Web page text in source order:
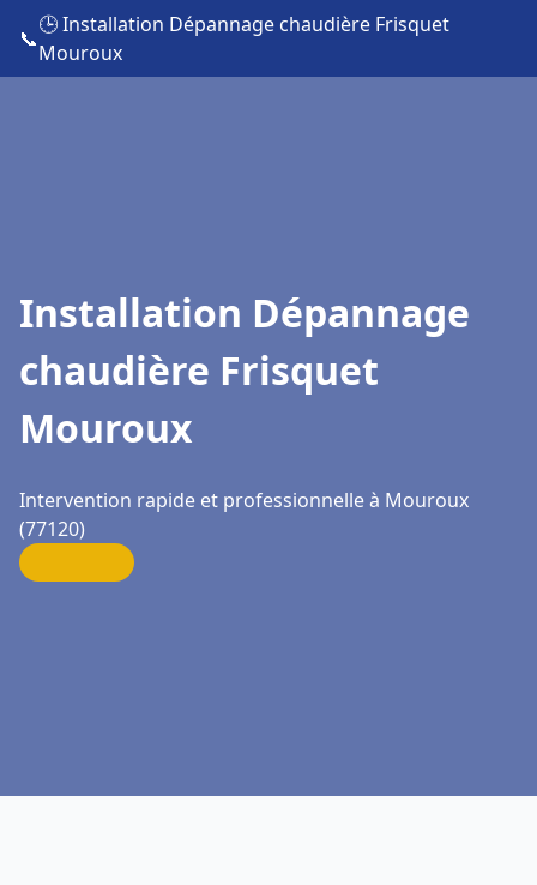
📞
🕒 Installation Dépannage chaudière Frisquet
Mouroux
Installation Dépannage
chaudière Frisquet
Mouroux
Intervention rapide et professionnelle à Mouroux
(77120)